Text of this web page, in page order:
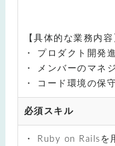
【具体的な業務内容
プロダクト開発
メンバーのマネ
コード環境の保
必須スキル
Ruby on Railsを